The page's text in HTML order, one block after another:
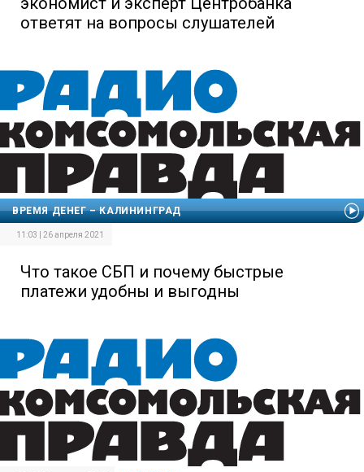
ответят на вопросы слушателей
ВРЕМЯ ДЕНЕГ – КАЛИНИНГРАД
11:03 | 26 апреля 2021
Что такое СБП и почему быстрые
платежи удобны и выгодны